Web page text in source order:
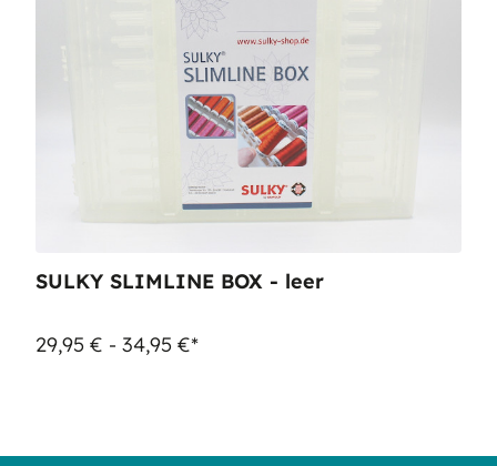
SULKY SLIMLINE BOX - leer
29,95 € - 34,95 €*